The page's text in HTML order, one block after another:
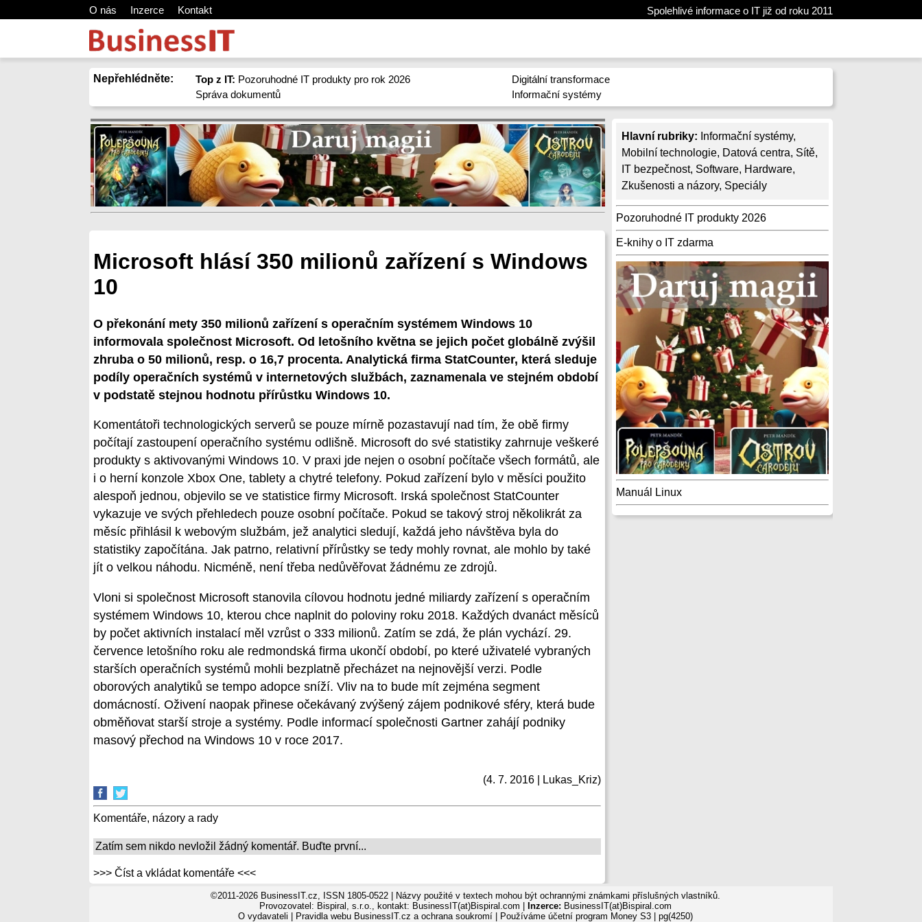
O nás Inzerce Kontakt Spolehlivé informace o IT již od roku 2011
Nepřehlédněte: Top z IT: Pozoruhodné IT produkty pro rok 2026
Správa dokumentů
Digitální transformace
Informační systémy
Hlavní rubriky: Informační systémy,
Mobilní technologie, Datová centra, Sítě,
IT bezpečnost, Software, Hardware,
Zkušenosti a názory, Speciály
Pozoruhodné IT produkty 2026
E-knihy o IT zdarma
Manuál Linux
Microsoft hlásí 350 milionů zařízení s Windows
10
O překonání mety 350 milionů zařízení s operačním systémem Windows 10
informovala společnost Microsoft. Od letošního května se jejich počet globálně zvýšil
zhruba o 50 milionů, resp. o 16,7 procenta. Analytická firma StatCounter, která sleduje
podíly operačních systémů v internetových službách, zaznamenala ve stejném období
v podstatě stejnou hodnotu přírůstku Windows 10.
Komentátoři technologických serverů se pouze mírně pozastavují nad tím, že obě firmy
počítají zastoupení operačního systému odlišně. Microsoft do své statistiky zahrnuje veškeré
produkty s aktivovanými Windows 10. V praxi jde nejen o osobní počítače všech formátů, ale
i o herní konzole Xbox One, tablety a chytré telefony. Pokud zařízení bylo v měsíci použito
alespoň jednou, objevilo se ve statistice firmy Microsoft. Irská společnost StatCounter
vykazuje ve svých přehledech pouze osobní počítače. Pokud se takový stroj několikrát za
měsíc přihlásil k webovým službám, jež analytici sledují, každá jeho návštěva byla do
statistiky započítána. Jak patrno, relativní přírůstky se tedy mohly rovnat, ale mohlo by také
jít o velkou náhodu. Nicméně, není třeba nedůvěřovat žádnému ze zdrojů.
Vloni si společnost Microsoft stanovila cílovou hodnotu jedné miliardy zařízení s operačním
systémem Windows 10, kterou chce naplnit do poloviny roku 2018. Každých dvanáct měsíců
by počet aktivních instalací měl vzrůst o 333 milionů. Zatím se zdá, že plán vychází. 29.
července letošního roku ale redmondská firma ukončí období, po které uživatelé vybraných
starších operačních systémů mohli bezplatně přecházet na nejnovější verzi. Podle
oborových analytiků se tempo adopce sníží. Vliv na to bude mít zejména segment
domácností. Oživení naopak přinese očekávaný zvýšený zájem podnikové sféry, která bude
obměňovat starší stroje a systémy. Podle informací společnosti Gartner zahájí podniky
masový přechod na Windows 10 v roce 2017.
(4. 7. 2016 | Lukas_Kriz)
Komentáře, názory a rady
Zatím sem nikdo nevložil žádný komentář. Buďte první...
>>> Číst a vkládat komentáře <<<
©2011-2026 BusinessIT.cz, ISSN 1805-0522 | Názvy použité v textech mohou být ochrannými známkami příslušných vlastníků.
Provozovatel: Bispiral, s.r.o., kontakt: BusinessIT(at)Bispiral.com | Inzerce: BusinessIT(at)Bispiral.com
O vydavateli | Pravidla webu BusinessIT.cz a ochrana soukromí| Používáme účetní program Money S3| pg(4250)